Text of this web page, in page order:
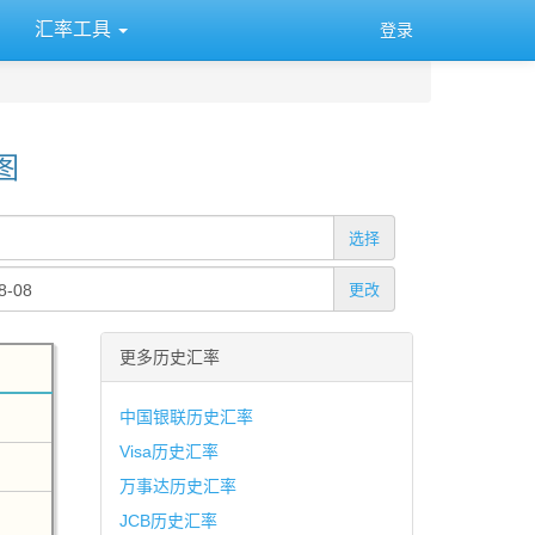
汇率工具 登录
选择
更改
更多历史汇率
中国银联历史汇率
Visa历史汇率
万事达历史汇率
JCB历史汇率